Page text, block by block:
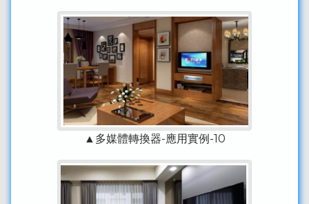
▲多媒體轉換器-應用實例-10